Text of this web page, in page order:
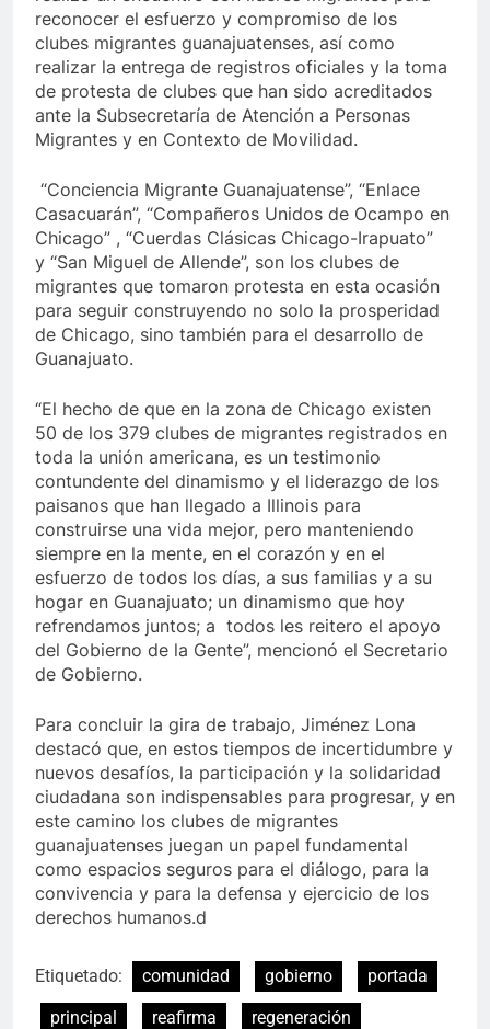
reconocer el esfuerzo y compromiso de los
clubes migrantes guanajuatenses, así como
realizar la entrega de registros oficiales y la toma
de protesta de clubes que han sido acreditados
ante la Subsecretaría de Atención a Personas
Migrantes y en Contexto de Movilidad.
“Conciencia Migrante Guanajuatense”, “Enlace
Casacuarán”, “Compañeros Unidos de Ocampo en
Chicago” , “Cuerdas Clásicas Chicago-Irapuato”
y “San Miguel de Allende”, son los clubes de
migrantes que tomaron protesta en esta ocasión
para seguir construyendo no solo la prosperidad
de Chicago, sino también para el desarrollo de
Guanajuato.
“El hecho de que en la zona de Chicago existen
50 de los 379 clubes de migrantes registrados en
toda la unión americana, es un testimonio
contundente del dinamismo y el liderazgo de los
paisanos que han llegado a Illinois para
construirse una vida mejor, pero manteniendo
siempre en la mente, en el corazón y en el
esfuerzo de todos los días, a sus familias y a su
hogar en Guanajuato; un dinamismo que hoy
refrendamos juntos; a todos les reitero el apoyo
del Gobierno de la Gente”, mencionó el Secretario
de Gobierno.
Para concluir la gira de trabajo, Jiménez Lona
destacó que, en estos tiempos de incertidumbre y
nuevos desafíos, la participación y la solidaridad
ciudadana son indispensables para progresar, y en
este camino los clubes de migrantes
guanajuatenses juegan un papel fundamental
como espacios seguros para el diálogo, para la
convivencia y para la defensa y ejercicio de los
derechos humanos.d
Etiquetado: comunidad gobierno
portada
principal
reafirma regeneración